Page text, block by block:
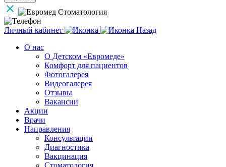
Личный кабинет
Назад
О нас
О Детском «Евромеде»
Комфорт для пациентов
Фотогалерея
Видеогалерея
Отзывы
Вакансии
Акции
Врачи
Направления
Консультации
Диагностика
Вакцинация
Стоматология